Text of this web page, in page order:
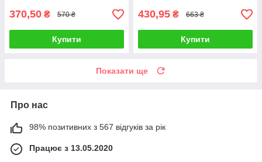
370,50 ₴ 570 ₴
Купити
430,95 ₴ 663 ₴
Купити
Показати ще
Про нас
98% позитивних з 567 відгуків за рік
Працює з 13.05.2020